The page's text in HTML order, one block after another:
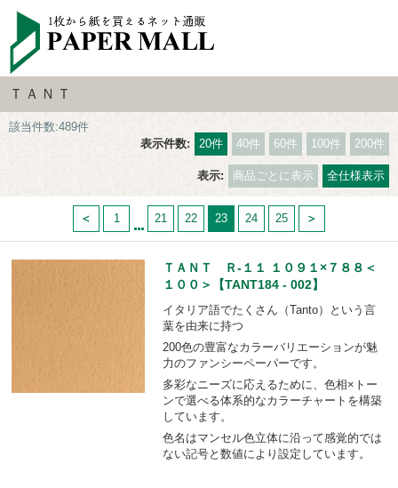
ＴＡＮＴ
該当件数:489件
表示件数:
20件 40件 60件 100件 200件
表示: 商品ごとに表示 全仕様表示
1 21 22 23 24 25
ＴＡＮＴ Ｒ-１１ １０９１×７８８＜
１００＞【TANT184 - 002】
イタリア語でたくさん（Tanto）という言
葉を由来に持つ
200色の豊富なカラーバリエーションが魅
力のファンシーペーパーです。
多彩なニーズに応えるために、色相×トー
ンで選べる体系的なカラーチャートを構築
しています。
色名はマンセル色立体に沿って感覚的では
ない記号と数値により設定しています。